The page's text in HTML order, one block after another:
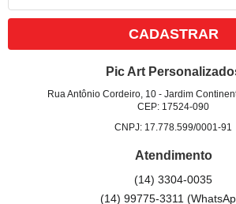
CADASTRAR
Pic Art
Rua Antônio Cordeiro, 10- Jardim
CEP: 17524-090
CNPJ: 17.778.599/0001-91
Atendimento
(14) 3304-0035
(14) 99775-3311